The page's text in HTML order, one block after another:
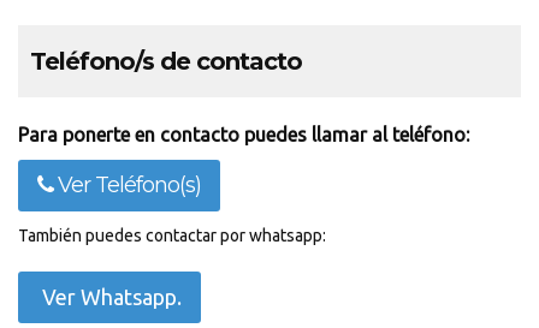
Teléfono/s de contacto
Para ponerte en contacto puedes llamar al teléfono:
Ver Teléfono(s)
También puedes contactar por whatsapp:
Ver Whatsapp.